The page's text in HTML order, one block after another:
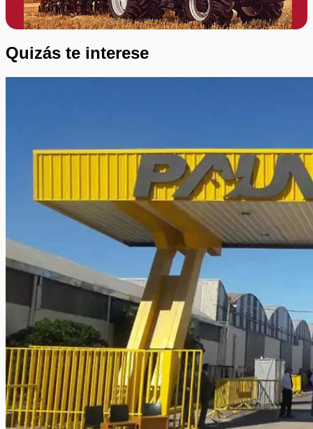
Quizás te interese